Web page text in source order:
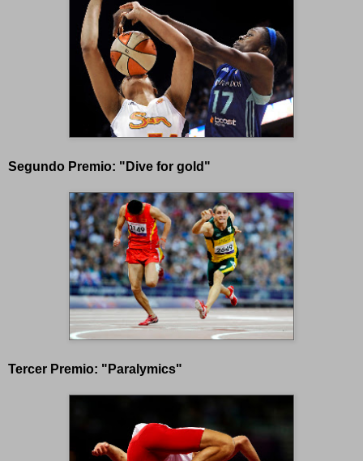
Segundo Premio: "Dive for gold"
Tercer Premio: "Paralymics"